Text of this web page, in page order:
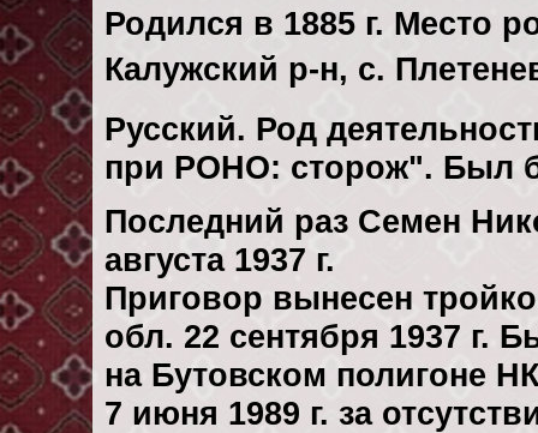
Родился в 1885 г. Место
Калужский р-н, с.
Русский. Род
при РОНО: сторож". Был
Последний раз Семен
августа 1937 г.
Приговор вынесен
обл. 22 сентября 1937 г.
на Бутовском полигоне
7 июня 1989 г. за